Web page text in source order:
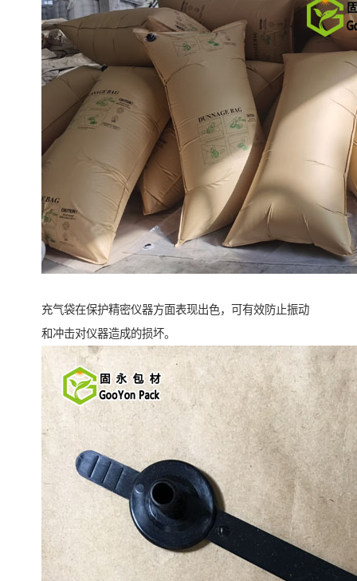
充气袋在保护精密仪器方面表现出色，可有效防止振动
和冲击对仪器造成的损坏。